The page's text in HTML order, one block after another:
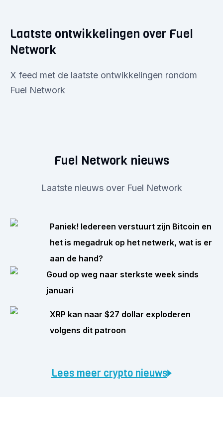
Laatste ontwikkelingen over Fuel
Network
X feed met de laatste ontwikkelingen rondom
Fuel Network
Fuel Network nieuws
Laatste nieuws over Fuel Network
Paniek! Iedereen verstuurt zijn Bitcoin en
het is megadruk op het netwerk, wat is er
aan de hand?
Goud op weg naar sterkste week sinds
januari
XRP kan naar $27 dollar exploderen
volgens dit patroon
Lees meer crypto nieuws